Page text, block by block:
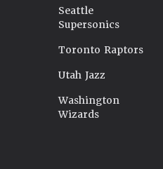
Seattle
Supersonics
Toronto Raptors
Utah Jazz
Washington
Wizards